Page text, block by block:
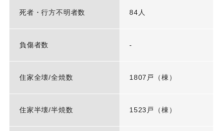
死者・行方不明者数 84人
負傷者数 -
住家全壊/全焼数 1807戸（棟）
住家半壊/半焼数 1523戸（棟）